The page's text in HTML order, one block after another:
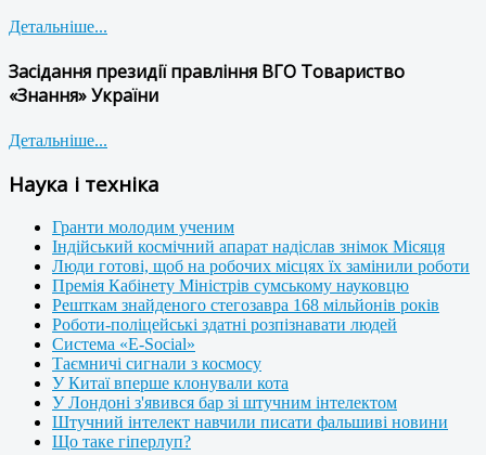
Детальніше...
Засідання президії правління ВГО Товариство
«Знання» України
Детальніше...
Наука і техніка
Гранти молодим ученим
Індійський космічний апарат надіслав знімок Місяця
Люди готові, щоб на робочих місцях їх замінили роботи
Премія Кабінету Міністрів сумському науковцю
Решткам знайденого стегозавра 168 мільйонів років
Роботи-поліцейські здатні розпізнавати людей
Система «E-Social»
Таємничі сигнали з космосу
У Китаї вперше клонували кота
У Лондоні з'явився бар зі штучним інтелектом
Штучний інтелект навчили писати фальшиві новини
Що таке гіперлуп?